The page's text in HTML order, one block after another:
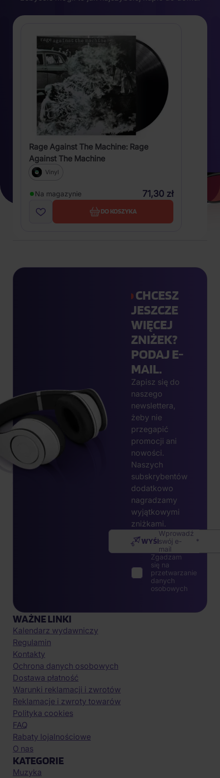
Rage Against The Machine: Rage
Against The Machine
Vinyl
Na magazynie 71,30 zł
DO KOSZYKA
CHCESZ
JESZCZE
WIĘCEJ
ZNIŻEK?
PODAJ E-
MAIL.
Zapisz się do
naszego
newslettera,
żeby nie
przegapić
promocji ani
nowości.
Naszych
subskrybentów
dodatkowo
nagradzamy
wyjątkowymi
zniżkami.
Wprowadź
swój e-
mail
WYŚLIJ
Zgadzam
się na
przetwarzanie
danych
osobowych
WAŻNE LINKI
Kalendarz wydawniczy
Regulamin
Kontakty
Ochrona danych osobowych
Dostawa płatność
Warunki reklamacji i zwrotów
Reklamacje i zwroty towarów
Polityka cookies
FAQ
Rabaty lojalnościowe
O nas
KATEGORIE
Muzyka